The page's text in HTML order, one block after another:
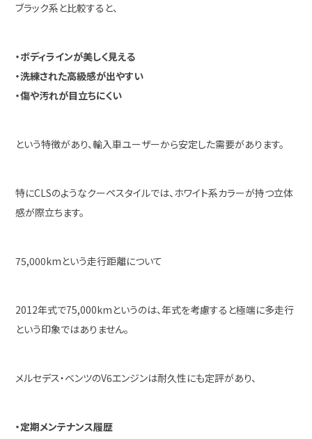
ブラック系と比較すると、
・ボディラインが美しく見える
・洗練された高級感が出やすい
・傷や汚れが目立ちにくい
という特徴があり、輸入車ユーザーから安定した需要があります。
特にCLSのようなクーペスタイルでは、ホワイト系カラーが持つ立体
感が際立ちます。
75,000kmという走行距離について
2012年式で75,000kmというのは、年式を考慮すると極端に多走行
という印象ではありません。
メルセデス・ベンツのV6エンジンは耐久性にも定評があり、
・定期メンテナンス履歴